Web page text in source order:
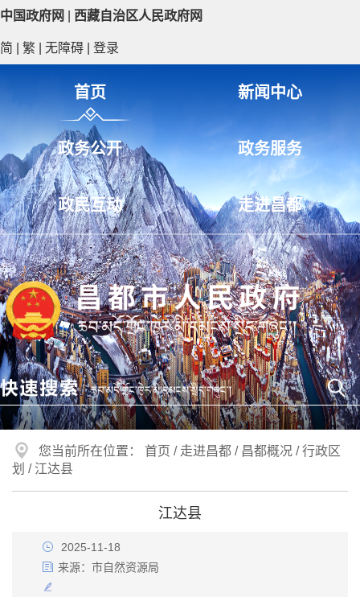
中国政府网 西藏自治区人民政府网
简 繁 无障碍 登录
首页 新闻中心
政务公开 政务服务
政民互动 走进昌都
您当前所在位置： 首页 / 走进昌都 / 昌都概况 /行政区
划 / 江达县
江达县
2025-11-18
来源： 市自然资源局